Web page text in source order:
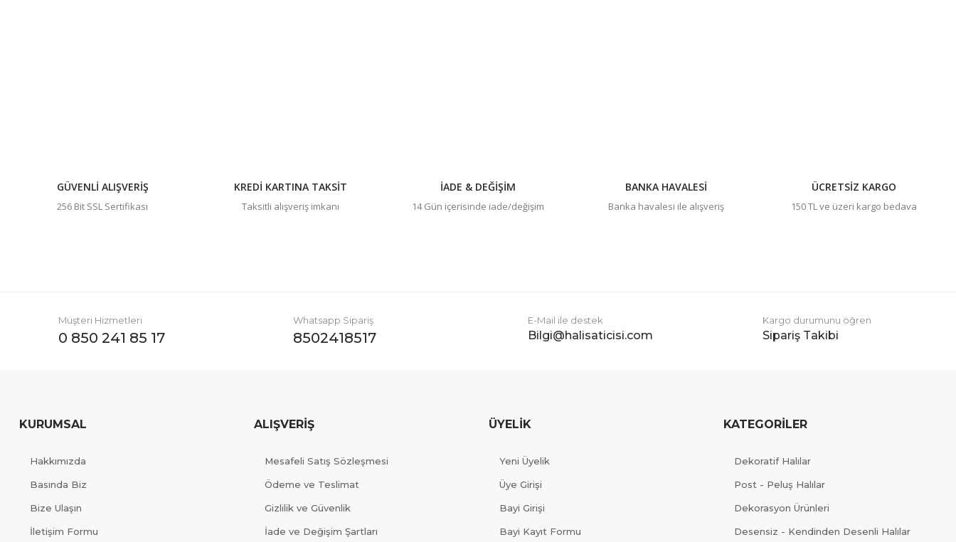
GÜVENLİ ALIŞVERİŞ
256 Bit SSL Sertifikası
KREDİ KARTINA TAKSİT
Taksitli alışveriş imkanı
İADE & DEĞİŞİM
14 Gün içerisinde iade/değişim
BANKA HAVALESİ
Banka havalesi ile alışveriş
ÜCRETSİZ KARGO
150 TL ve üzeri kargo bedava
Müşteri Hizmetleri
0 850 241 85 17
Whatsapp Sipariş
8502418517
E-Mail ile destek
Bilgi@halisaticisi.com
Kargo durumunu öğren
Sipariş Takibi
KURUMSAL
Hakkımızda
Basında Biz
Bize Ulaşın
İletişim Formu
ALIŞVERİŞ
Mesafeli Satış Sözleşmesi
Ödeme ve Teslimat
Gizlilik ve Güvenlik
İade ve Değişim Şartları
ÜYELİK
Yeni Üyelik
Üye Girişi
Bayi Girişi
Bayi Kayıt Formu
KATEGORİLER
Dekoratif Halılar
Post - Peluş Halılar
Dekorasyon Ürünleri
Desensiz - Kendinden Desenli Halılar